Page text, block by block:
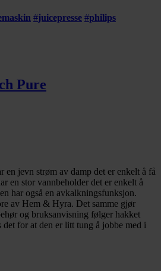
#juicepresse #philips
Pure
en jevn strøm av damp det er enkelt å få
en stor vannbeholder det er enkelt å
har også en avkalkningsfunksjon.
av Hem & Hyra. Det samme gjør
og bruksanvisning følger hakket
det for at den er litt tung å jobbe med i